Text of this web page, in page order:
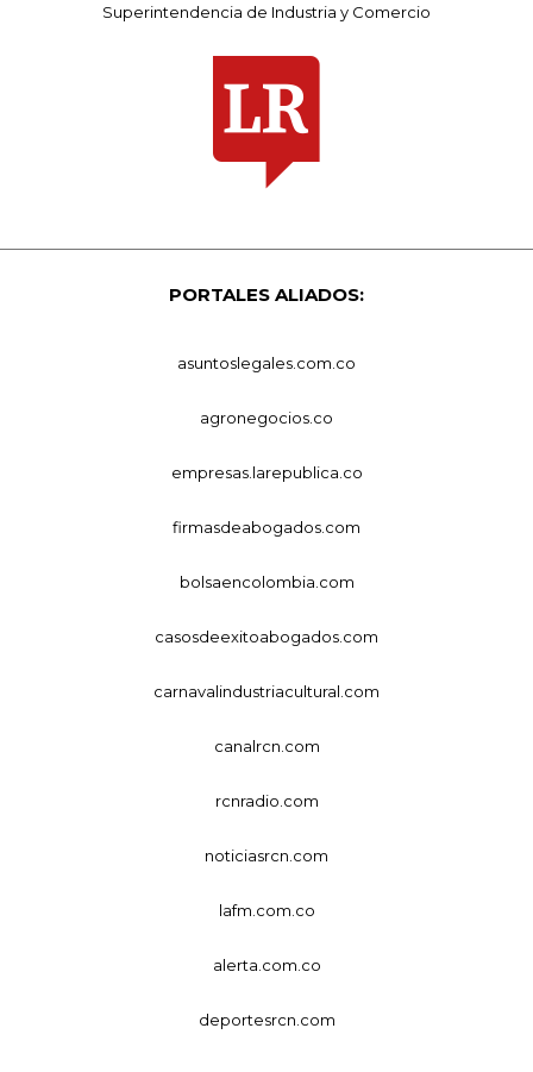
Superintendencia de Industria y Comercio
PORTALES ALIADOS:
asuntoslegales.com.co
agronegocios.co
empresas.larepublica.co
firmasdeabogados.com
bolsaencolombia.com
casosdeexitoabogados.com
carnavalindustriacultural.com
canalrcn.com
rcnradio.com
noticiasrcn.com
lafm.com.co
alerta.com.co
deportesrcn.com